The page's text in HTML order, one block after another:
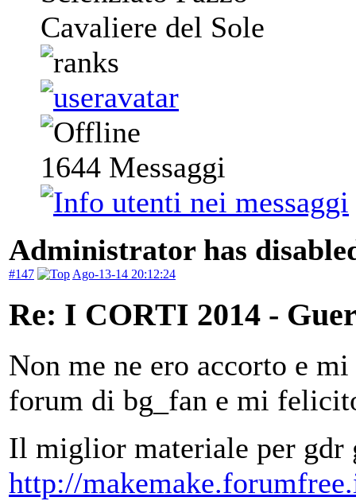
Cavaliere del Sole
1644 Messaggi
Administrator has
#147 Ago-13-14 20:12:24
Re: I CORTI 2014 -
Non me ne ero accorto e
forum di bg_fan e mi
Il miglior materiale per gdr
http://